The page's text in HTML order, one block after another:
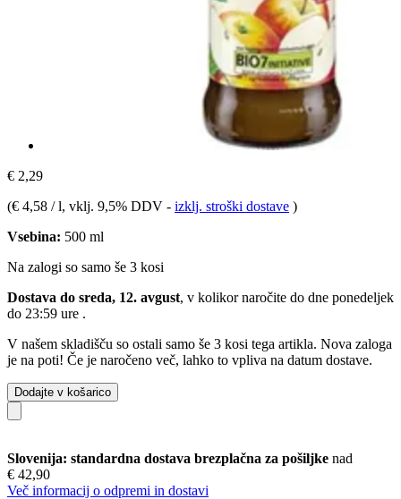
€ 2,29
(€ 4,58 / l, vklj. 9,5% DDV - izklj. stroški dostave )
Vsebina: 500 ml
Na zalogi so samo še 3 kosi
Dostava do sreda, 12. avgust, v kolikor naročite do dne ponedeljek
do 23:59 ure .
V našem skladišču so ostali samo še 3 kosi tega artikla. Nova zaloga
je na poti! Če je naročeno več, lahko to vpliva na datum dostave.
Dodajte v košarico
Slovenija: standardna dostava brezplačna za pošiljke nad
€ 42,90
Več informacij o odpremi in dostavi